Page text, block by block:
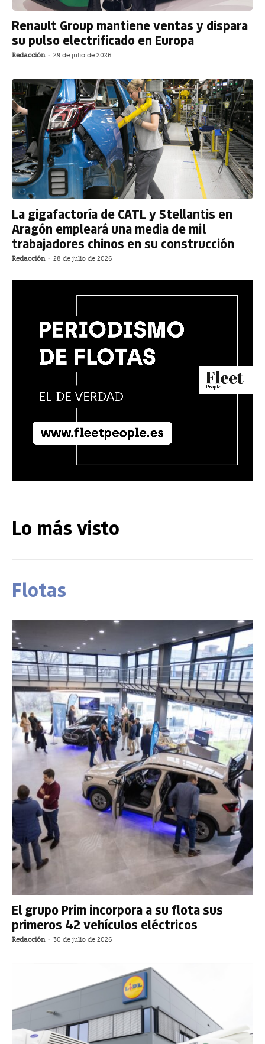
Renault Group mantiene ventas y dispara
su pulso electrificado en Europa
Redacción - 29 de julio de 2026
La gigafactoría de CATL y Stellantis en
Aragón empleará una media de mil
trabajadores chinos en su construcción
Redacción - 28 de julio de 2026
Lo más visto
Flotas
El grupo Prim incorpora a su flota sus
primeros 42 vehículos eléctricos
Redacción - 30 de julio de 2026